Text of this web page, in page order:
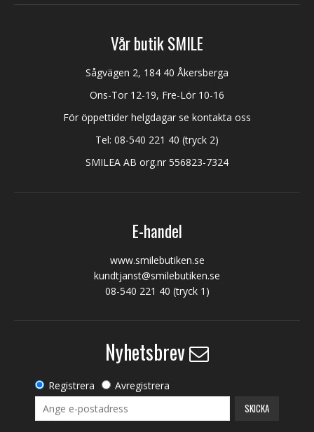
Vår butik SMILE
Sågvägen 2, 184 40 Åkersberga
Ons-Tor 12-19, Fre-Lör 10-16
För öppettider helgdagar se kontakta oss
Tel: 08-540 221 40 (tryck 2)
SMILEA AB org.nr 556823-7324
E-handel
www.smilebutiken.se
kundtjanst@smilebutiken.se
08-540 221 40 (tryck 1)
Nyhetsbrev
Registrera Avregistrera
SKICKA